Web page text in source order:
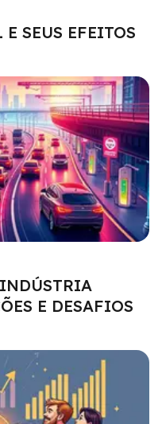
SEUS EFEITOS
E DESAFIOS